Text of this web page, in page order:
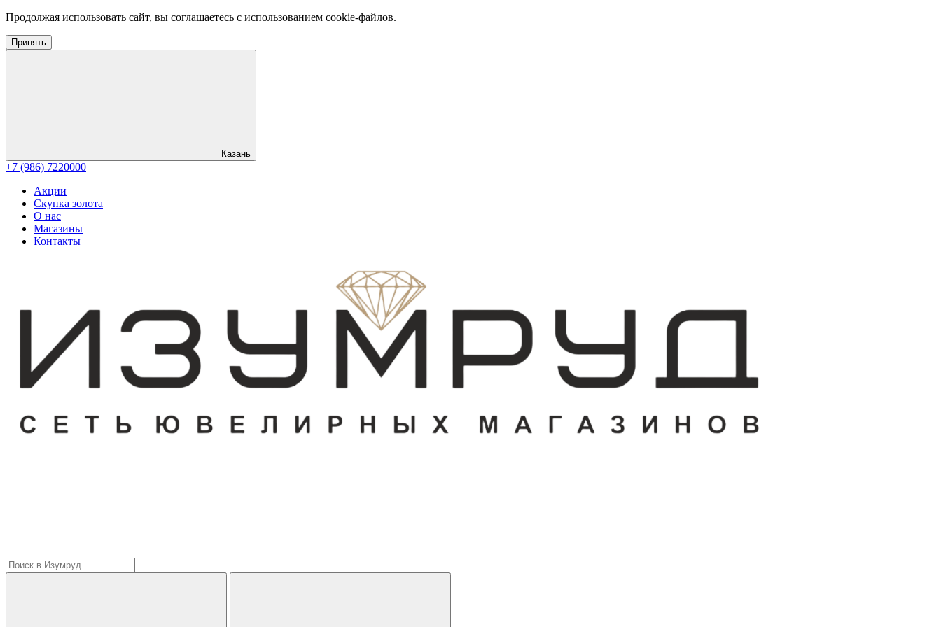
Продолжая использовать сайт, вы соглашаетесь с использованием cookie-файлов.
Принять
Казань
+7 (986) 7220000
Акции
Скупка золота
О нас
Магазины
Контакты